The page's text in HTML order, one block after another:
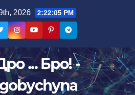
2026 2:22:06 PM
... Бро! -